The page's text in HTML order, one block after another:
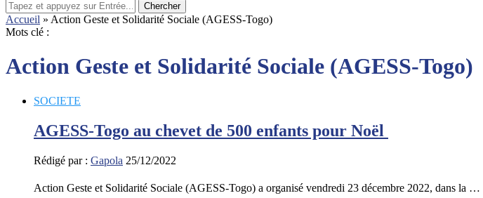
Chercher
Accueil » Action Geste et Solidarité Sociale (AGESS-Togo)
Mots clé :
Action Geste et Solidarité Sociale (AGESS-Togo)
SOCIETE
AGESS-Togo au chevet de 500 enfants pour Noël
Rédigé par : Gapola 25/12/2022
Action Geste et Solidarité Sociale (AGESS-Togo) a organisé vendredi 23 décembre 2022, dans la …